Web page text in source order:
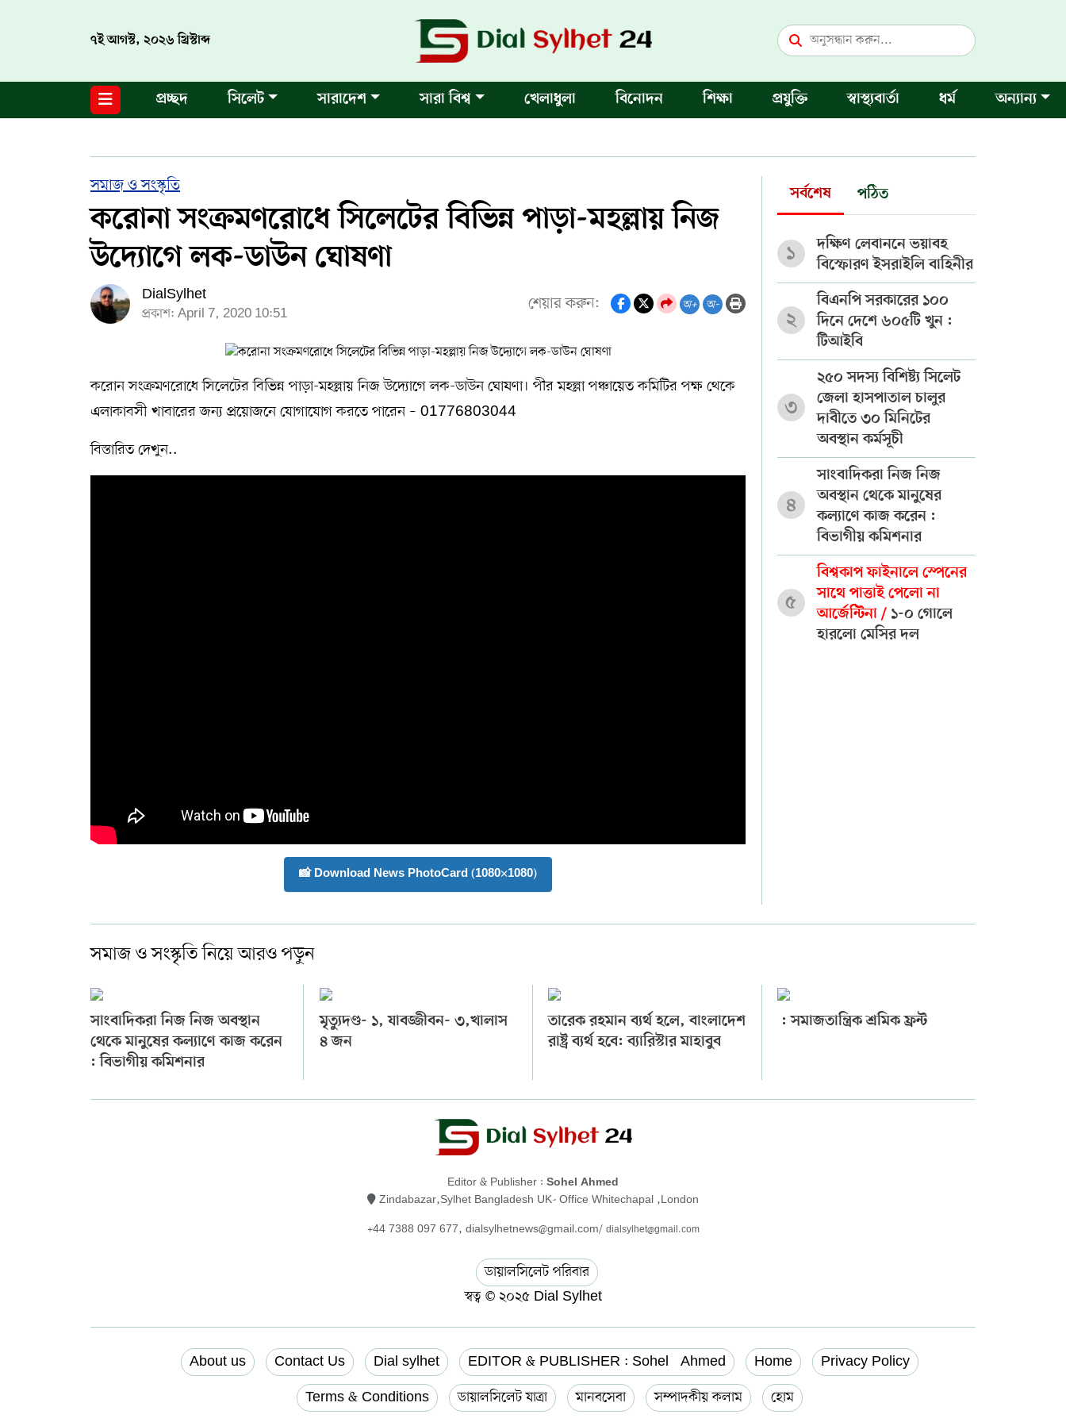
৭ই আগস্ট, ২০২৬ খ্রিস্টাব্দ
প্রচ্ছদ সিলেট সারাদেশ সারা বিশ্ব খেলাধুলা বিনোদন শিক্ষা প্রযুক্তি স্বাস্থ্যবার্তা ধর্ম অন্যান্য
সমাজ ও সংস্কৃতি
করোনা সংক্রমণরোধে সিলেটের বিভিন্ন পাড়া-মহল্লায় নিজ
উদ্যোগে লক-ডাউন ঘোষণা
DialSylhet
প্রকাশ: April 7, 2020 10:51 শেয়ার করুন: অ+ অ-
করোন সংক্রমণরোধে সিলেটের বিভিন্ন পাড়া-মহল্লায় নিজ উদ্যোগে লক-ডাউন ঘোষণা। পীর মহল্লা পঞ্চায়েত কমিটির পক্ষ থেকে
এলাকাবসী খাবারের জন্য প্রয়োজনে যোগাযোগ করতে পারেন – 01776803044
বিস্তারিত দেখুন..
📸 Download News PhotoCard (1080×1080)
সর্বশেষ পঠিত
১
দক্ষিণ লেবাননে ভয়াবহ
বিস্ফোরণ ইসরাইলি বাহিনীর
২
বিএনপি সরকারের ১০০
দিনে দেশে ৬০৫টি খুন :
টিআইবি
৩
২৫০ সদস্য বিশিষ্ট্য সিলেট
জেলা হাসপাতাল চালুর
দাবীতে ৩০ মিনিটের
অবস্থান কর্মসূচী
৪
সাংবাদিকরা নিজ নিজ
অবস্থান থেকে মানুষের
কল্যাণে কাজ করেন :
বিভাগীয় কমিশনার
৫
বিশ্বকাপ ফাইনালে স্পেনের
সাথে পাত্তাই পেলো না
আর্জেন্টিনা / ১-০ গোলে
হারলো মেসির দল
সমাজ ও সংস্কৃতি নিয়ে আরও পড়ুন
সাংবাদিকরা নিজ নিজ অবস্থান
থেকে মানুষের কল্যাণে কাজ করেন
: বিভাগীয় কমিশনার
মৃত্যুদণ্ড- ১, যাবজ্জীবন- ৩,খালাস
৪ জন
তারেক রহমান ব্যর্থ হলে, বাংলাদেশ
রাষ্ট্র ব্যর্থ হবে: ব্যারিস্টার মাহাবুব
: সমাজতান্ত্রিক শ্রমিক ফ্রন্ট
Editor & Publisher : Sohel Ahmed
Zindabazar,Sylhet Bangladesh UK- Office Whitechapal ,London
+44 7388 097 677, dialsylhetnews@gmail.com/ dialsylhet@gmail.com
ডায়ালসিলেট পরিবার
স্বত্ব © ২০২৫ Dial Sylhet
About us Contact Us Dial sylhet EDITOR & PUBLISHER : Sohel Ahmed Home
Privacy Policy
Terms & Conditions
ডায়ালসিলেট যাত্রা মানবসেবা সম্পাদকীয় কলাম হোম
TERMS & CONDITIONS
EDITOR & PUBLISHER : SOHEL AHMED
ডায়ালসিলেট যাত্রা
সম্পাদকীয় কলাম